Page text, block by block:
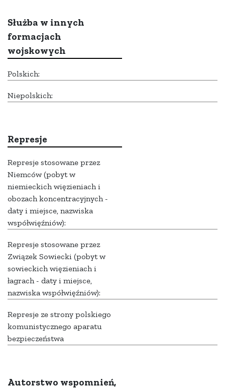
Służba w innych
formacjach
wojskowych
Polskich:
Niepolskich:
Represje
Represje stosowane przez
Niemców (pobyt w
niemieckich więzieniach i
obozach koncentracyjnych -
daty i miejsce, nazwiska
współwięźniów):
Represje stosowane przez
Związek Sowiecki (pobyt w
sowieckich więzieniach i
łagrach - daty i miejsce,
nazwiska współwięźniów):
Represje ze strony polskiego
komunistycznego aparatu
bezpieczeństwa
Autorstwo wspomnień,